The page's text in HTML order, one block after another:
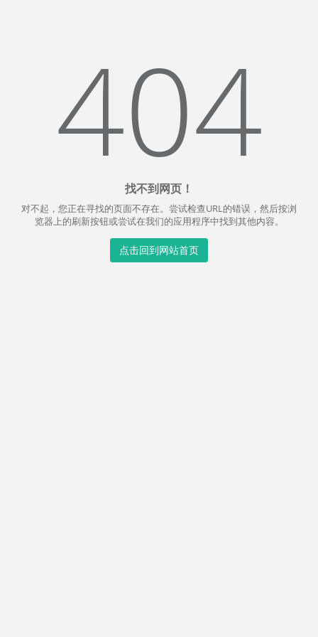
404
找不到网页！
对不起，您正在寻找的页面不存在。尝试检查URL的错误，然后按浏
览器上的刷新按钮或尝试在我们的应用程序中找到其他内容。
点击回到网站首页